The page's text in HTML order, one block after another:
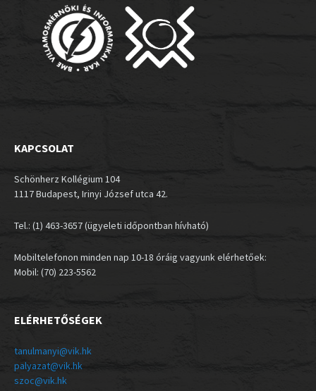
KAPCSOLAT
Schönherz Kollégium 104
1117 Budapest, Irinyi József utca 42.
Tel.: (1) 463-3657 (ügyeleti időpontban hívható)
Mobiltelefonon minden nap 10-18 óráig vagyunk elérhetőek:
Mobil: (70) 223-5562
ELÉRHETŐSÉGEK
tanulmanyi@vik.hk
palyazat@vik.hk
szoc@vik.hk